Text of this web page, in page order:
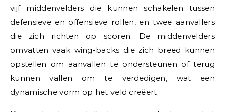
vijf middenvelders die kunnen schakelen tussen
defensieve en offensieve rollen, en twee aanvallers
die zich richten op scoren. De middenvelders
omvatten vaak wing-backs die zich breed kunnen
opstellen om aanvallen te ondersteunen of terug
kunnen vallen om te verdedigen, wat een
dynamische vorm op het veld creëert.